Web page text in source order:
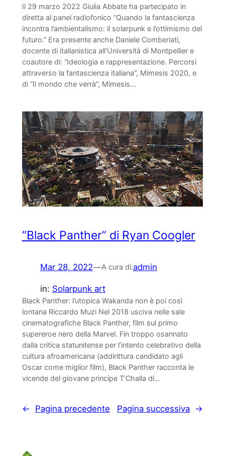
Il 29 marzo 2022 Giulia Abbate ha partecipato in
diretta al panel radiofonico “Quando la fantascienza
incontra l’ambientalismo: il solarpunk e l’ottimismo del
futuro.” Era presente anche Daniele Comberiati,
docente di italianistica all’Università di Montpellier e
coautore di: “Ideologia e rappresentazione. Percorsi
attraverso la fantascienza italiana”, Mimesis 2020, e
di “Il mondo che verrà”, Mimesis…
“Black Panther” di Ryan Coogler
Mar 28, 2022—A cura di:admin
in: Solarpunk art
Black Panther: l’utopica Wakanda non è poi così
lontana Riccardo Muzi Nel 2018 usciva nelle sale
cinematografiche Black Panther, film sul primo
supereroe nero della Marvel. Fin troppo osannato
dalla critica statunitense per l’intento celebrativo della
cultura afroamericana (addirittura candidato agli
Oscar come miglior film), Black Panther racconta le
vicende del giovane principe T’Challa di…
← Pagina precedente Pagina successiva →